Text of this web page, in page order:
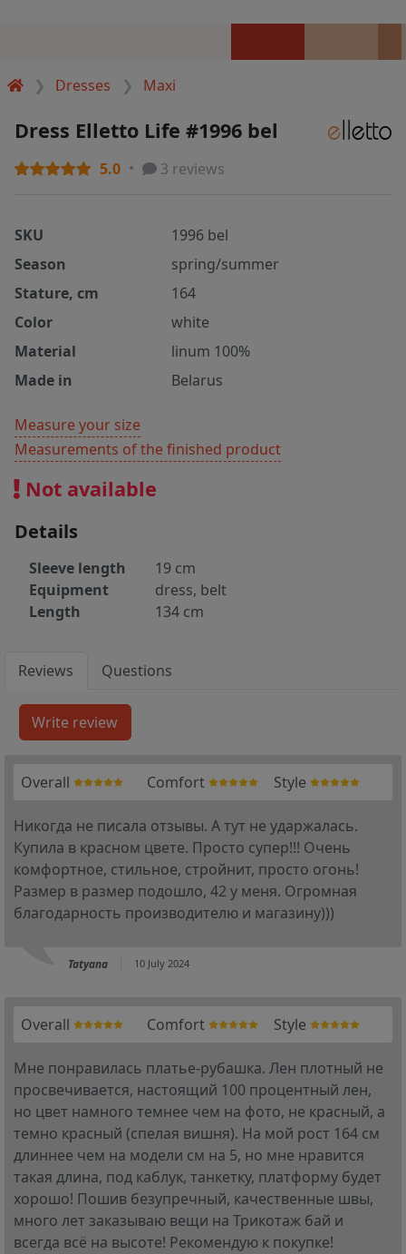
Dresses Maxi
Dress Elletto Life #1996 bel
5.0 3 reviews
SKU
1996 bel
Season
spring/summer
Stature, cm
164
Color
white
Material
linum 100%
Made in
Belarus
Measure your size
Measurements of the finished product
Not available
Details
Sleeve length
19 cm
Equipment
dress, belt
Length
134 cm
Reviews Questions
Overall Comfort Style
Никогда не писала отзывы. А тут не ударжалась.
Купила в красном цвете. Просто супер!!! Очень
комфортное, стильное, стройнит, просто огонь!
Размер в размер подошло, 42 у меня. Огромная
благодарность производителю и магазину)))
Tatyana 10 July 2024
Overall Comfort Style
Мне понравилась платье-рубашка. Лен плотный не
просвечивается, настоящий 100 процентный лен,
но цвет намного темнее чем на фото, не красный, а
темно красный (спелая вишня). На мой рост 164 см
длиннее чем на модели см на 5, но мне нравится
такая длина, под каблук, танкетку, платформу будет
хорошо! Пошив безупречный, качественные швы,
много лет заказываю вещи на Трикотаж бай и
всегда всё на высоте! Рекомендую к покупке!